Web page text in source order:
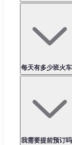
每天有多少班火
我需要提前预订